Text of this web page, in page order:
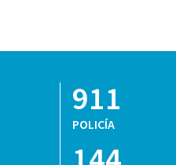
911
POLICÍA